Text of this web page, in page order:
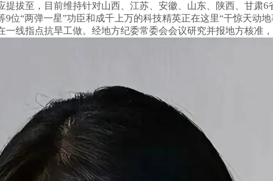
拔至，目前维持针对山西、江苏、安徽、山东、陕西、甘肃
9位“两弹一星”功臣和成千上万的科技精英正在这里“干惊天
一线指点抗旱工做。经地方纪委常委会会议研究并报地方核